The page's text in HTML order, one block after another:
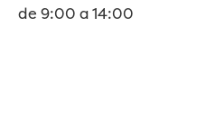
de 9:00 a 14:00